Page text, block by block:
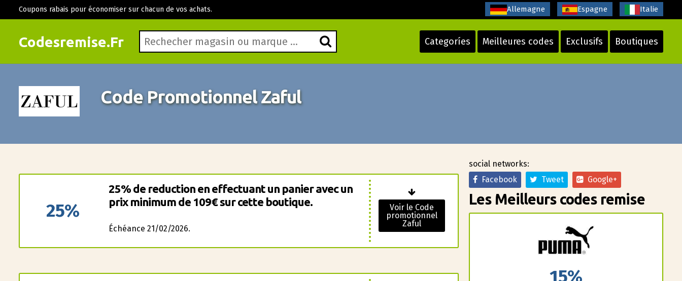
Codesremise.Fr Categoríes Meilleures codes Exclusifs Boutiques
Coupons rabais pour économiser sur chacun de vos achats. Allemagne Espagne Italie
Code Promotionnel Zaful
25%
25% de reduction en effectuant un panier avec un
prix minimum de 109€ sur cette boutique.
Échéance 21/02/2026.
Voir le Code
promotionnel
Zaful
social networks:
Facebook
Tweet Google+
Les Meilleurs codes remise
15%